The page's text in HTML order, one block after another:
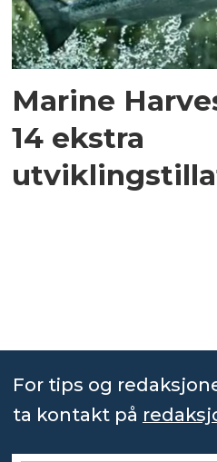
Marine
14 ekstra
For tips og
ta kontakt på